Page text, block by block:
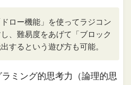
ロー機能」を使ってラジコン
、難易度をあげて「ブロック
するという遊び方も可能。
ミング的思考力（論理的思